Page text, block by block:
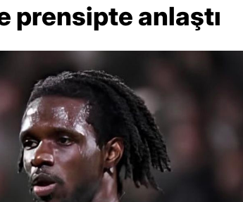
prensipte anlaştı